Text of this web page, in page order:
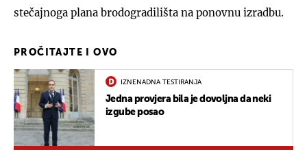
stečajnoga plana brodogradilišta na ponovnu izradbu.
PROČITAJTE I OVO
IZNENADNA TESTIRANJA
Jedna provjera bila je dovoljna da neki
izgube posao